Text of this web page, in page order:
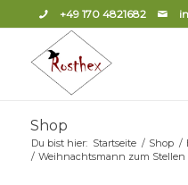
+49 170 4821682
Shop
Du bist hier: Startseite / Shop /
/ Weihnachtsmann zum Stellen